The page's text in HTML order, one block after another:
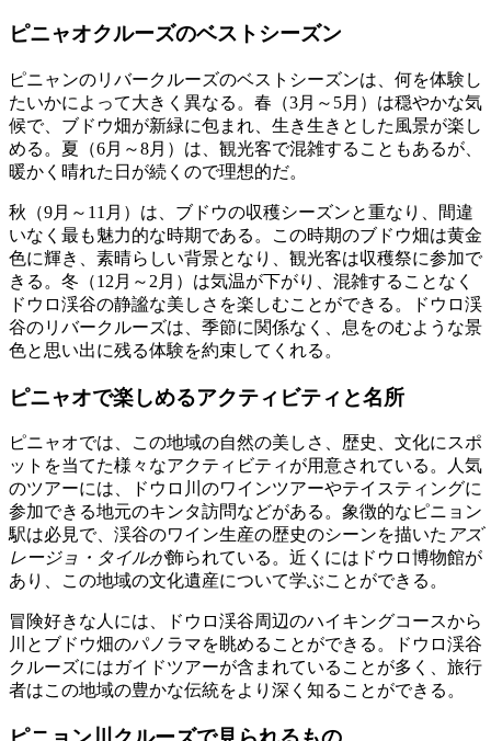
ピニャオクルーズのベストシーズン
ピニャンのリバークルーズのベストシーズンは、何を体験し
たいかによって大きく異なる。春（3月～5月）は穏やかな気
候で、ブドウ畑が新緑に包まれ、生き生きとした風景が楽し
める。夏（6月～8月）は、観光客で混雑することもあるが、
暖かく晴れた日が続くので理想的だ。
秋（9月～11月）は、ブドウの収穫シーズンと重なり、間違
いなく最も魅力的な時期である。この時期のブドウ畑は黄金
色に輝き、素晴らしい背景となり、観光客は収穫祭に参加で
きる。冬（12月～2月）は気温が下がり、混雑することなく
ドウロ渓谷の静謐な美しさを楽しむことができる。ドウロ渓
谷のリバークルーズは、季節に関係なく、息をのむような景
色と思い出に残る体験を約束してくれる。
ピニャオで楽しめるアクティビティと名所
ピニャオでは、この地域の自然の美しさ、歴史、文化にスポ
ットを当てた様々なアクティビティが用意されている。人気
のツアーには、ドウロ川のワインツアーやテイスティングに
参加できる地元のキンタ訪問などがある。象徴的なピニョン
駅は必見で、渓谷のワイン生産の歴史のシーンを描いた アズ
レージョ・タイルが飾られている。近くにはドウロ博物館が
あり、この地域の文化遺産について学ぶことができる。
冒険好きな人には、ドウロ渓谷周辺のハイキングコースから
川とブドウ畑のパノラマを眺めることができる。ドウロ渓谷
クルーズにはガイドツアーが含まれていることが多く、旅行
者はこの地域の豊かな伝統をより深く知ることができる。